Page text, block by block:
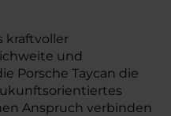
kraftvoller
und
Porsche Taycan die
Anspruch verbinden